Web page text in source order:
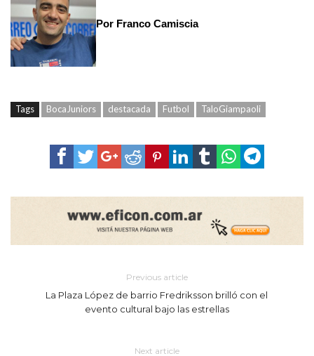
Por Franco Camiscia
Tags BocaJuniors destacada Futbol TaloGiampaoli
Previous article
La Plaza López de barrio Fredriksson brilló con el
evento cultural bajo las estrellas
Next article